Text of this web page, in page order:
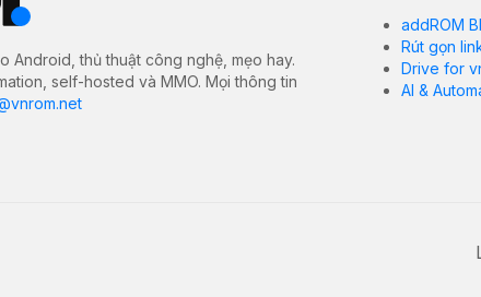
Android, thủ thuật công nghệ, mẹo hay.
self-hosted và MMO. Mọi thông tin
addROM
Rút gọn
Drive for
AI &